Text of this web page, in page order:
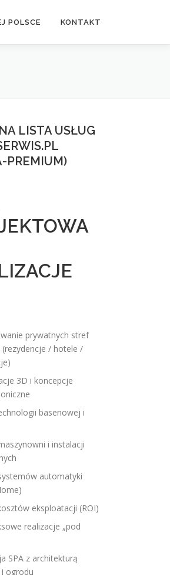
POLSCE KONTAKT
LISTA USŁUG
PREMIUM)
prywatnych stref
(rezydencje / hotele /
3D i koncepcje
basenowej i
i instalacji
automatyki
eksploatacji (ROI)
realizacje „pod
SPA z architekturą
ogrodu